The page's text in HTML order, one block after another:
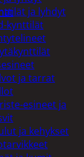
ja lyhdyt
kynttilät
ja tarrat
esineet ja
ja kehykset